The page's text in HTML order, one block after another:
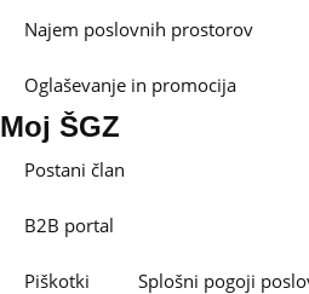
Najem poslovnih prostorov
Oglaševanje in promocija
Moj ŠGZ
Postani član
B2B portal
Piškotki Splošni pogoji